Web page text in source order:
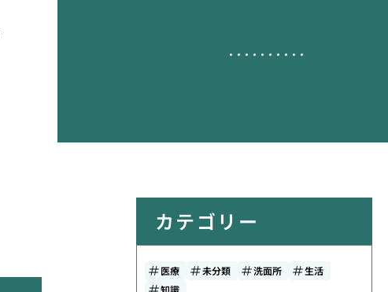
カテゴリー
医療 未分類 洗面所
生活
知識